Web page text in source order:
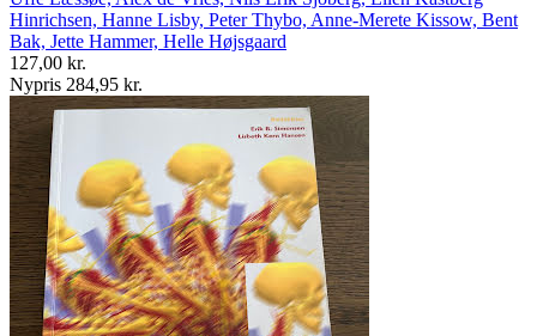
Hinrichsen, Hanne Lisby, Peter Thybo, Anne-Merete Kissow, Bent
Bak, Jette Hammer, Helle Højsgaard
127,00 kr.
Nypris 284,95 kr.